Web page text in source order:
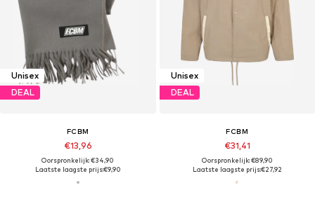
Unisex
DEAL
FCBM
€13,96
Oorspronkelijk: €34,90
Laatste laagste prijs:€9,90
Unisex
DEAL
FCBM
€31,41
Oorspronkelijk: €89,90
Laatste laagste prijs:€27,92